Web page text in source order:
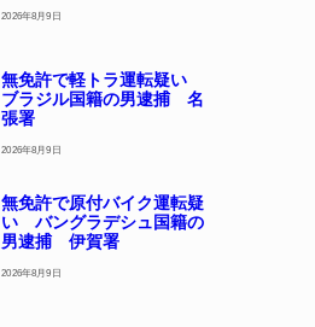
2026年8月9日
無免許で軽トラ運転疑い
ブラジル国籍の男逮捕 名
張署
2026年8月9日
無免許で原付バイク運転疑
い バングラデシュ国籍の
男逮捕 伊賀署
2026年8月9日